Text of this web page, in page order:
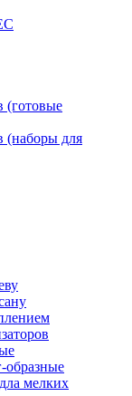
(готовые
(наборы для
образные
мелких